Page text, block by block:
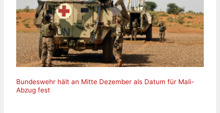
Bundeswehr hält an Mitte Dezember als Datum für Mali-
Abzug fest